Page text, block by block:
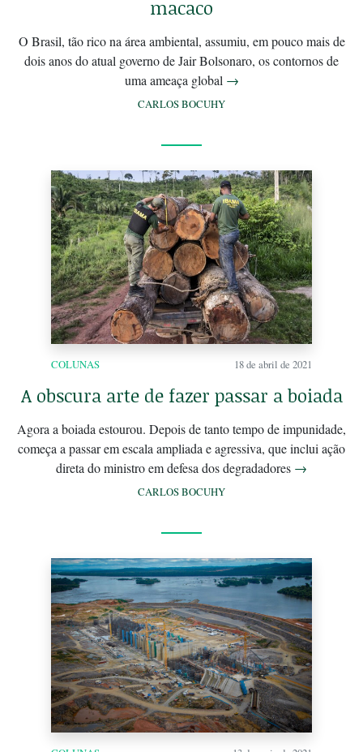
macaco
O Brasil, tão rico na área ambiental, assumiu, em pouco mais de
dois anos do atual governo de Jair Bolsonaro, os contornos de
uma ameaça global →
CARLOS BOCUHY
COLUNAS 18 de abril de 2021
A obscura arte de fazer passar a boiada
Agora a boiada estourou. Depois de tanto tempo de impunidade,
começa a passar em escala ampliada e agressiva, que inclui ação
direta do ministro em defesa dos degradadores →
CARLOS BOCUHY